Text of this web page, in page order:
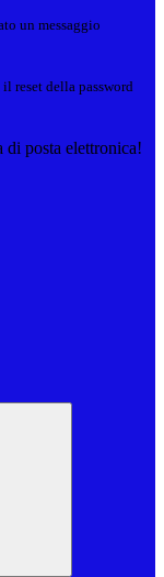
un messaggio
reset della password
di posta elettronica!